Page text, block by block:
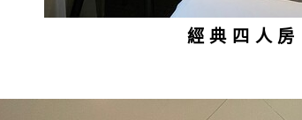
經典四人房